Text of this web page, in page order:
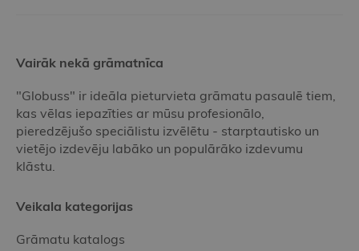
Vairāk nekā grāmatnīca
"Globuss" ir ideāla pieturvieta grāmatu pasaulē tiem,
kas vēlas iepazīties ar mūsu profesionālo,
pieredzējušo speciālistu izvēlētu - starptautisko un
vietējo izdevēju labāko un populārāko izdevumu
klāstu.
Veikala kategorijas
Grāmatu katalogs